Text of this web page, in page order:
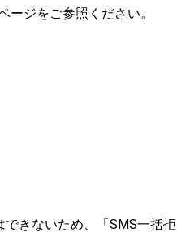
ジをご参照ください。
できないため、「SMS一括拒